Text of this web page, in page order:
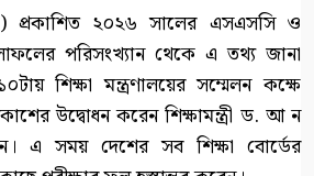
২০২৬ সালের এসএসসি ও
পরিসংখ্যান থেকে এ তথ্য জানা
শিক্ষা মন্ত্রণালয়ের সম্মেলন কক্ষে
উদ্বোধন করেন শিক্ষামন্ত্রী ড. আ ন
এ সময় দেশের সব শিক্ষা বোর্ডের